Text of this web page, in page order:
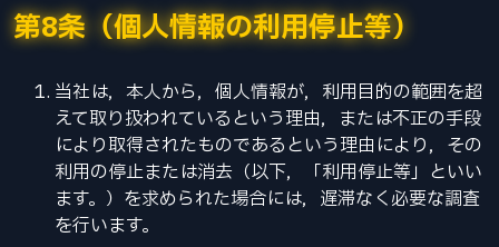
第8条（個人情報の利用停止等）
当社は，本人から，個人情報が，利用目的の範囲を超
えて取り扱われているという理由，または不正の手段
により取得されたものであるという理由により，その
利用の停止または消去（以下，「利用停止等」といい
ます。）を求められた場合には，遅滞なく必要な調査
を行います。